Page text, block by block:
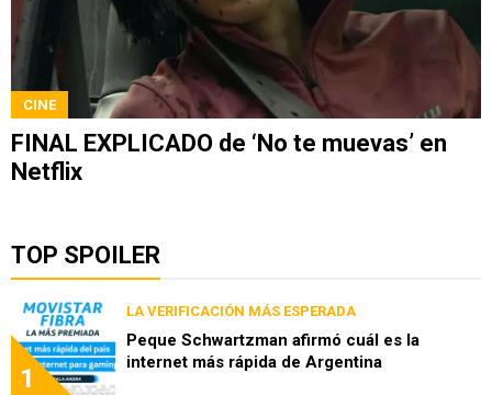
CINE
FINAL EXPLICADO de ‘No te muevas’ en
Netflix
TOP SPOILER
1
LA VERIFICACIÓN MÁS ESPERADA
Peque Schwartzman afirmó cuál es la
internet más rápida de Argentina